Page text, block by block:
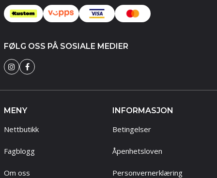
FØLG OSS PÅ SOSIALE MEDIER
MENY
Nettbutikk
Fagblogg
Om oss
INFORMASJON
Betingelser
Åpenhetsloven
Personvernerklæring